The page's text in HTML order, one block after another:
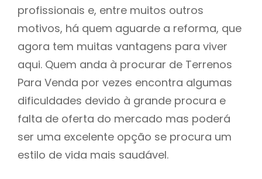
profissionais e, entre muitos outros
motivos, há quem aguarde a reforma, que
agora tem muitas vantagens para viver
aqui. Quem anda à procurar de Terrenos
Para Venda por vezes encontra algumas
dificuldades devido à grande procura e
falta de oferta do mercado mas poderá
ser uma excelente opção se procura um
estilo de vida mais saudável.